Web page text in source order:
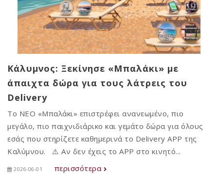
Κάλυμνος: Ξεκίνησε «Μπαλάκι» με
άπαιχτα δώρα για τους λάτρεις του
Delivery
Το ΝΕΟ «Μπαλάκι» επιστρέφει ανανεωμένο, πιο
μεγάλο, πιο παιχνιδιάρικο και γεμάτο δώρα για όλους
εσάς που στηρίζετε καθημερινά το Delivery APP της
Καλύμνου. ⚠️ Αν δεν έχεις το APP στο κινητό...
2026-06-01 περισσότερα